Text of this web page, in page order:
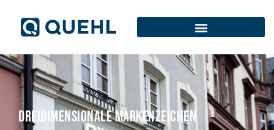
Dreidimensionale Markenzeichen